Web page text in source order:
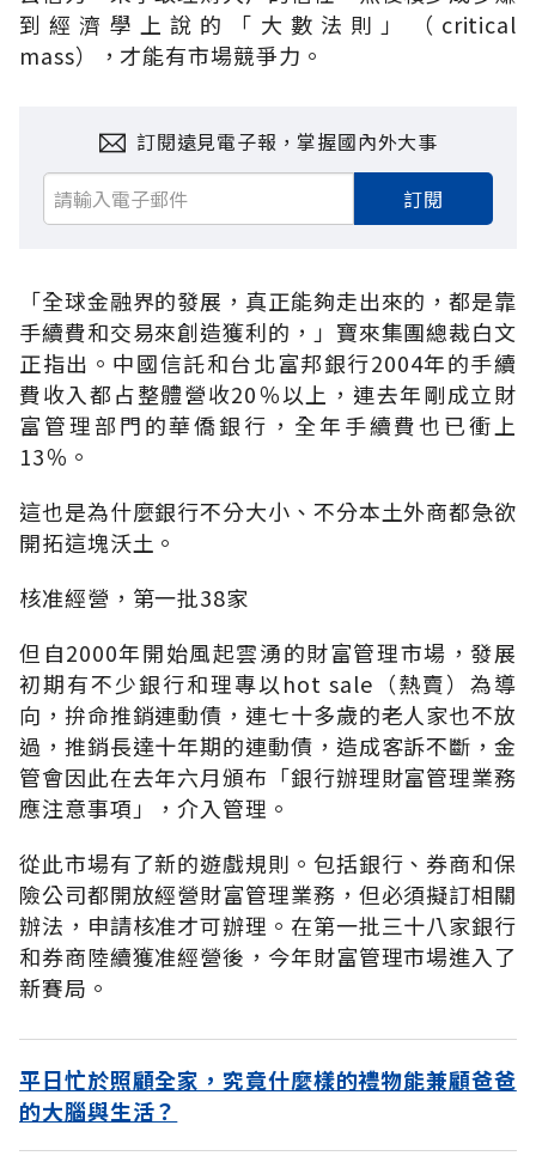
到經濟學上說的「大數法則」（critical
mass），才能有市場競爭力。
訂閱遠見電子報，掌握國內外大事
訂閱
「全球金融界的發展，真正能夠走出來的，都是靠
手續費和交易來創造獲利的，」寶來集團總裁白文
正指出。中國信託和台北富邦銀行2004年的手續
費收入都占整體營收20％以上，連去年剛成立財
富管理部門的華僑銀行，全年手續費也已衝上
13％。
這也是為什麼銀行不分大小、不分本土外商都急欲
開拓這塊沃土。
核准經營，第一批38家
但自2000年開始風起雲湧的財富管理市場，發展
初期有不少銀行和理專以hot sale（熱賣）為導
向，拚命推銷連動債，連七十多歲的老人家也不放
過，推銷長達十年期的連動債，造成客訴不斷，金
管會因此在去年六月頒布「銀行辦理財富管理業務
應注意事項」，介入管理。
從此市場有了新的遊戲規則。包括銀行、券商和保
險公司都開放經營財富管理業務，但必須擬訂相關
辦法，申請核准才可辦理。在第一批三十八家銀行
和券商陸續獲准經營後，今年財富管理市場進入了
新賽局。
平日忙於照顧全家，究竟什麼樣的禮物能兼顧爸爸
的大腦與生活？